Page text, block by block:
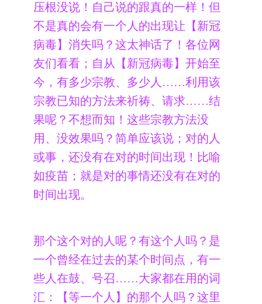
压根没说！自己说的跟真的一样！但
不是真的会有一个人的出现让【新冠
病毒】消失吗？这太神话了！各位网
友们看看；自从【新冠病毒】开始至
今，有多少宗教、多少人……利用该
宗教已知的方法来祈祷、请求……结
果呢？不想而知！这些宗教方法没
用、没效果吗？简单应该说；对的人
或事，还没有在对的时间出现！比喻
如疫苗；就是对的事情还没有在对的
时间出现。
那个这个对的人呢？有这个人吗？是
一个曾经在过去的某个时间点，有一
些人在鼓、号召……大家都在用的词
汇：【等一个人】的那个人吗？这里